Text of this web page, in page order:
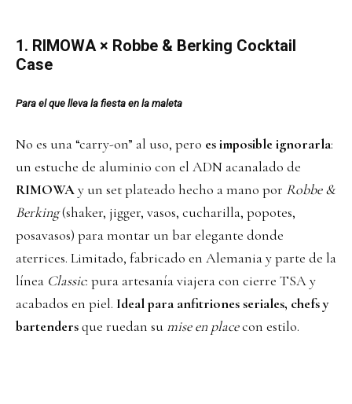
1. RIMOWA× Robbe & Berking Cocktail
Case
Para el que lleva la fiesta en la maleta
No es una “carry-on” al uso, pero es imposible ignorarla:
un estuche de aluminio con el ADN acanalado de
RIMOWAy un set plateado hecho a mano por Robbe &
Berking(shaker, jigger, vasos, cucharilla, popotes,
posavasos) para montar un bar elegante donde
aterrices. Limitado, fabricado en Alemania y parte de la
línea Classic: pura artesanía viajera con cierre TSA y
acabados en piel. Ideal para anfitriones seriales, chefs y
bartendersque ruedan su mise en placecon estilo.